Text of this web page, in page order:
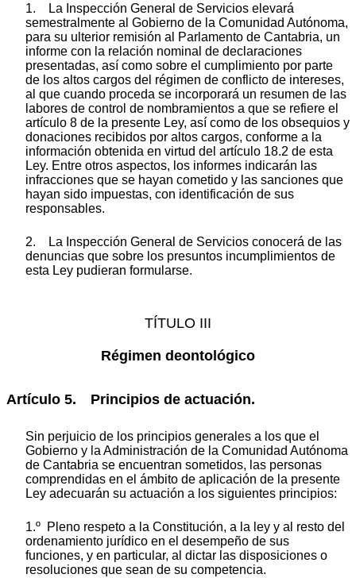
1. La Inspección General de Servicios elevará
semestralmente al Gobierno de la Comunidad Autónoma,
para su ulterior remisión al Parlamento de Cantabria, un
informe con la relación nominal de declaraciones
presentadas, así como sobre el cumplimiento por parte
de los altos cargos del régimen de conflicto de intereses,
al que cuando proceda se incorporará un resumen de las
labores de control de nombramientos a que se refiere el
artículo 8 de la presente Ley, así como de los obsequios y
donaciones recibidos por altos cargos, conforme a la
información obtenida en virtud del artículo 18.2 de esta
Ley. Entre otros aspectos, los informes indicarán las
infracciones que se hayan cometido y las sanciones que
hayan sido impuestas, con identificación de sus
responsables.
2. La Inspección General de Servicios conocerá de las
denuncias que sobre los presuntos incumplimientos de
esta Ley pudieran formularse.
TÍTULO III
Régimen deontológico
Artículo 5. Principios de actuación.
Sin perjuicio de los principios generales a los que el
Gobierno y la Administración de la Comunidad Autónoma
de Cantabria se encuentran sometidos, las personas
comprendidas en el ámbito de aplicación de la presente
Ley adecuarán su actuación a los siguientes principios:
1.º Pleno respeto a la Constitución, a la ley y al resto del
ordenamiento jurídico en el desempeño de sus
funciones, y en particular, al dictar las disposiciones o
resoluciones que sean de su competencia.